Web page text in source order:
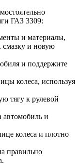
ГАЗ 3309:
и материалы,
смазку и новую
и поддержите
колеса, используя
тягу к рулевой
автомобиль и
колеса и плотно
правильно